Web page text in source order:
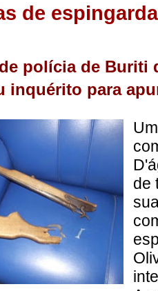
de
polícia de Buriti
inquérito para
de